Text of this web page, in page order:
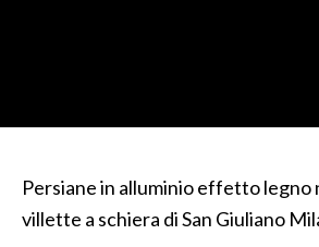
Persiane in alluminio effetto legno
villette a schiera di San Giuliano